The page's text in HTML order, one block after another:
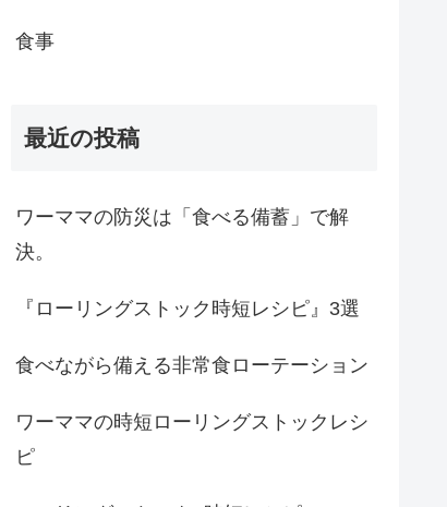
食事
最近の投稿
ワーママの防災は「食べる備蓄」で解
決。
『ローリングストック時短レシピ』3選
食べながら備える非常食ローテーション
ワーママの時短ローリングストックレシ
ピ